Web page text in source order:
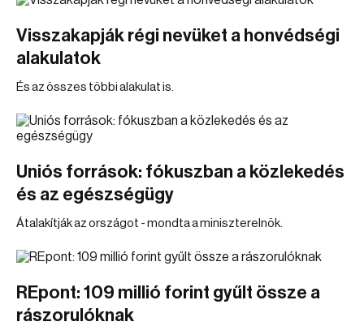
Visszakapják régi nevüket a honvédségi
alakulatok
És az összes többi alakulat is.
Uniós források: fókuszban a közlekedés
és az egészségügy
Átalakítják az országot - mondta a miniszterelnök.
REpont: 109 millió forint gyűlt össze a
rászorulóknak